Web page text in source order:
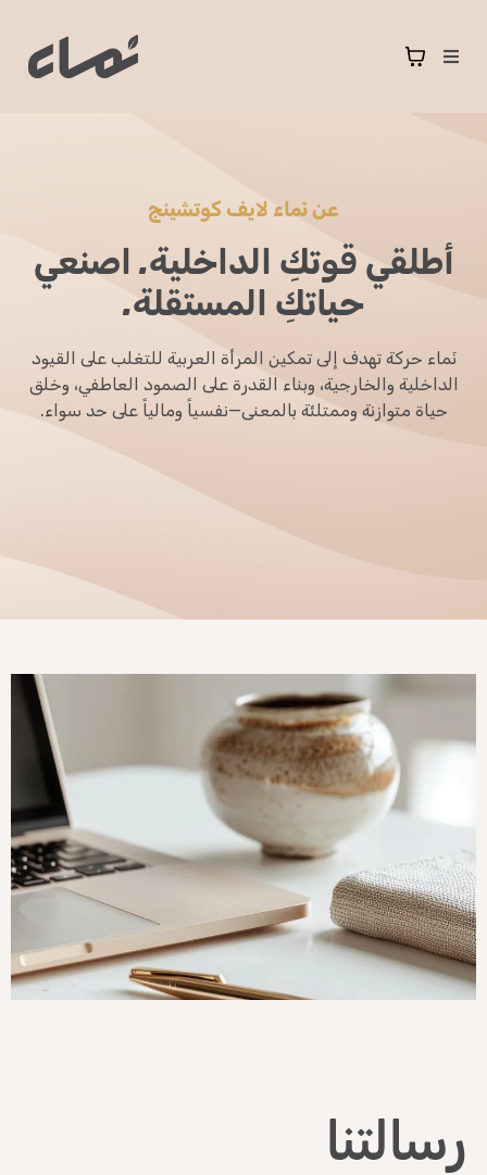
عن نَماء لايف كوتشينج
أطلقي قوتكِ الداخلية. اصنعي
حياتكِ المستقلة.
نَماء حركة تهدف إلى تمكين المرأة العربية للتغلب على القيود
الداخلية والخارجية، وبناء القدرة على الصمود العاطفي، وخلق
حياة متوازنة وممتلئة بالمعنى—نفسياً ومالياً على حد سواء.
رسالتنا